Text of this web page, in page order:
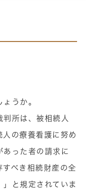
うか。
所は、被相続人
の療養看護に努め
あった者の請求に
べき相続財産の全
と規定されていま